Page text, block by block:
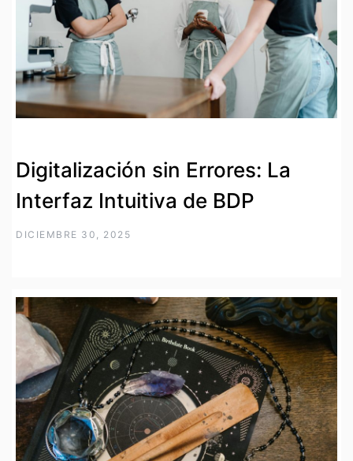
Digitalización sin Errores: La
Interfaz Intuitiva de BDP
DICIEMBRE 30, 2025